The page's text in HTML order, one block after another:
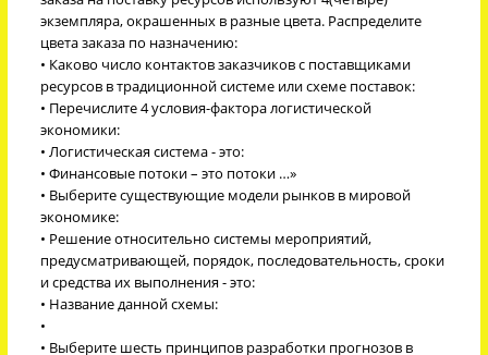
экземпляра, окрашенных в разные цвета. Распределите
цвета заказа по назначению:
• Каково число контактов заказчиков с поставщиками
ресурсов в традиционной системе или схеме поставок:
• Перечислите 4 условия-фактора логистической
экономики:
• Логистическая система - это:
• Финансовые потоки – это потоки …»
• Выберите существующие модели рынков в мировой
экономике:
• Решение относительно системы мероприятий,
предусматривающей, порядок, последовательность, сроки
и средства их выполнения - это:
• Название данной схемы:
•
• Выберите шесть принципов разработки прогнозов в